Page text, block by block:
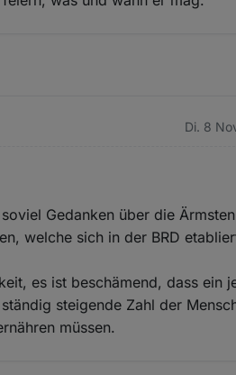
Di. 8
Gedanken über die
welche sich in der BRD
es ist beschämend, dass ein
steigende Zahl der
müssen.